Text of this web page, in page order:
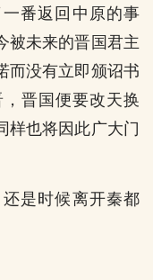
番返回中原的事
被未来的晋国君主
而没有立即颁诏书
晋国便要改天换
样也将因此广大门
是时候离开秦都